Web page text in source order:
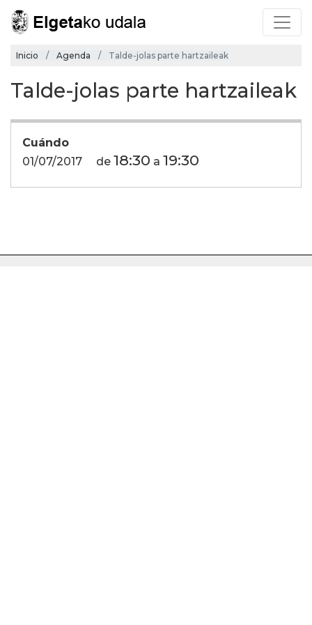
Inicio Agenda Talde-jolas parte hartzaileak
Talde-jolas parte hartzaileak
Cuándo
01/07/2017
de 18:30 a 19:30